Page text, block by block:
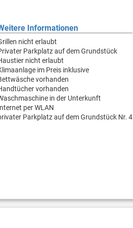
Informationen
nicht erlaubt
Parkplatz auf dem Grundstück
nicht erlaubt
im Preis inklusive
vorhanden
vorhanden
in der Unterkunft
per WLAN
Parkplatz auf dem Grundstück Nr. 4